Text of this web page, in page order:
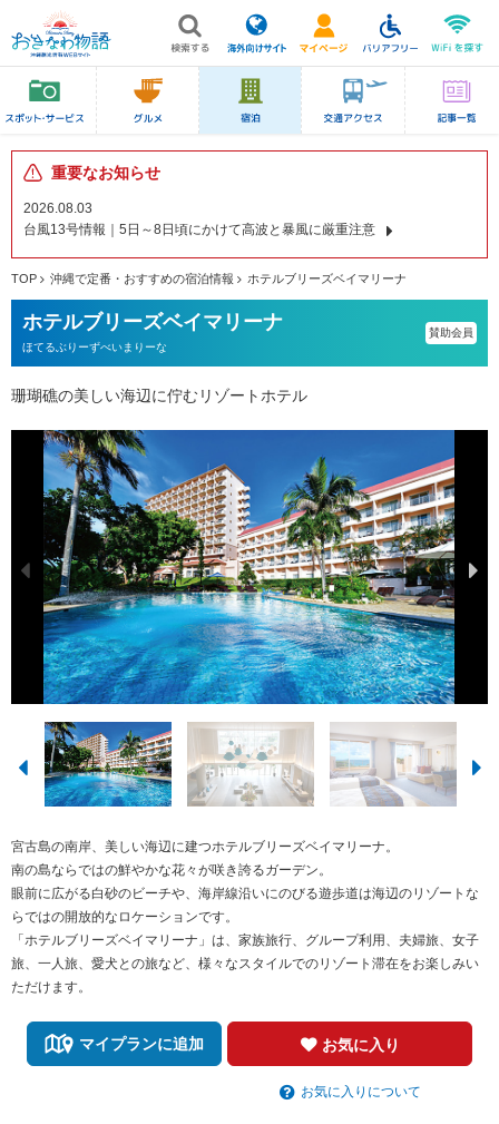
重要なお知らせ
2026.08.03
台風13号情報｜5日～8日頃にかけて高波と暴風に厳重注意
TOP 沖縄で定番・おすすめの宿泊情報 ホテルブリーズベイマリーナ
ホテルブリーズベイマリーナ
ほてるぶりーずべいまりーな
賛助会員
珊瑚礁の美しい海辺に佇むリゾートホテル
宮古島の南岸、美しい海辺に建つホテルブリーズベイマリーナ。
南の島ならではの鮮やかな花々が咲き誇るガーデン。
眼前に広がる白砂のビーチや、海岸線沿いにのびる遊歩道は海辺のリゾートな
らではの開放的なロケーションです。
「ホテルブリーズベイマリーナ」は、家族旅行、グループ利用、夫婦旅、女子
旅、一人旅、愛犬との旅など、様々なスタイルでのリゾート滞在をお楽しみい
ただけます。
マイプランに追加 お気に入り
お気に入りについて